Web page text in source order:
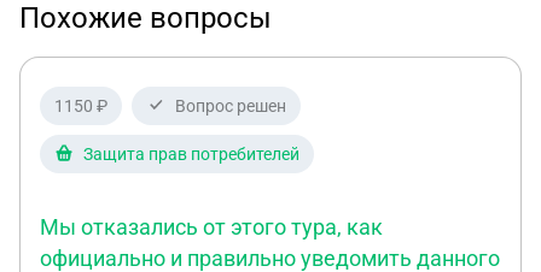
Похожие вопросы
1150 ₽ Вопрос решен
Защита прав потребителей
Мы отказались от этого тура, как
официально и правильно уведомить данного